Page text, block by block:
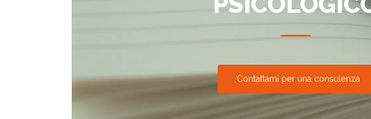
Contattami per una consulenza